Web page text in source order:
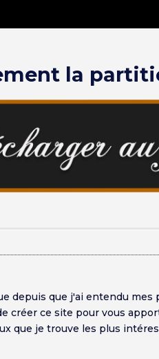
la
depuis que j'ai entendu
créer ce site pour vous
que je trouve les plus